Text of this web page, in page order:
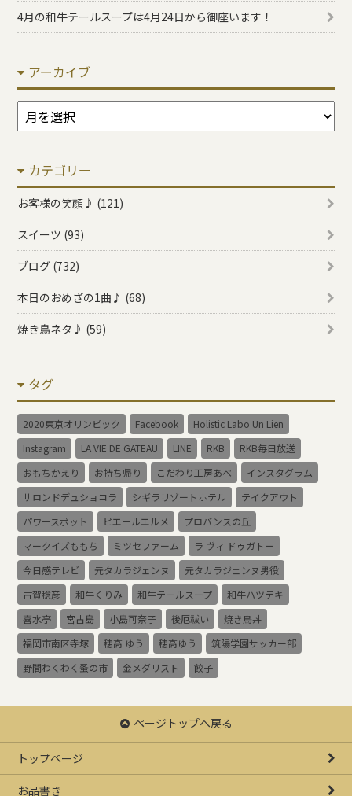
4月の和牛テールスープは4月24日から御座います！
アーカイブ
ア
ー
イ
ブ
カテゴリー
お客様の笑顔♪ (121)
スイーツ (93)
ブログ (732)
本日のおめざの1曲♪ (68)
焼き鳥ネタ♪ (59)
タグ
2020東京オリンピック Facebook
Holistic Labo Un Lien
Instagram
LA VIE DE GATEAU LINE RKB
RKB毎日放送
おもちかえり
お持ち帰り こだわり工房あべ
インスタグラム
サロンドデュショコラ
シギラリゾートホテル
テイクアウト
パワースポット
ピエールエルメ
プロバンスの丘
マークイズももち
ミツセファーム
ラ ヴィ ドゥガトー
今日感テレビ
元タカラジェンヌ
元タカラジェンヌ男役
古賀稔彦
和牛くりみ 和牛テールスープ
和牛ハツテキ
喜水亭
宮古島 小島可奈子 後厄祓い
焼き鳥丼
福岡市南区寺塚
穂高 ゆう 穂高ゆう
筑陽学園サッカー部
野間わくわく蚤の市
金メダリスト 餃子
ページトップへ戻る
トップページ
お品書き